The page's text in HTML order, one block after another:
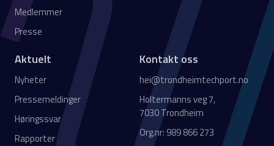
Medlemmer
Presse
Aktuelt
Nyheter
Pressemeldinger
Høringssvar
Rapporter
Kontakt oss
hei@trondheimtechport.no
Holtermanns veg 7,
7030 Trondheim
Org.nr: 989 866 273